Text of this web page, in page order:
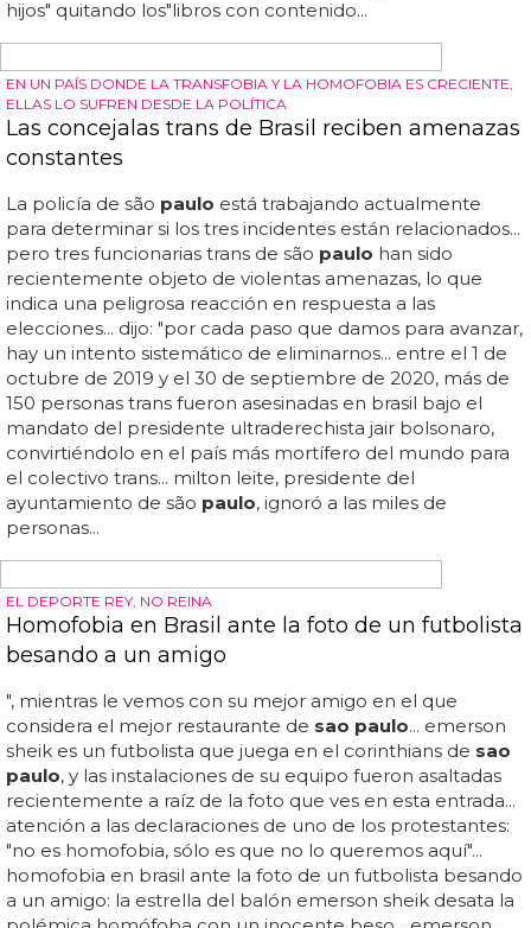
El periódico más grande de Brasil publica el
beso de los Vengadores en primera plana
después de los intentos de censura
folha de são paulopublicó una gran reproducción del
beso... folha de sãopaulopublicó el beso de un cómico
de los vengadores en una reprimenda al alcalde de río
de janeiro marcelo crivella... el alcalde de río de janeiro,
marcelo crivella, se ha enfrentado al ridículo después de
intentar prohibir la venta de libros con temas lgbt+
en el río internacional book bienal, citando un cómic de
los vengadores que presenta un beso entre dos
superhéroes masculinos, que según él es "inadecuado
para menores"... el alcalde dijo que"protegerá a nuestros
hijos" quitando los"libros con contenido...
EN UN PAÍS DONDE LA TRANSFOBIA Y LA HOMOFOBIA ES CRECIENTE,
ELLAS LO SUFREN DESDE LA POLÍTICA
Las concejalas trans de Brasil reciben amenazas
constantes
La policía de sãopauloestá trabajando actualmente
para determinar si los tres incidentes están relacionados...
pero tres funcionarias trans de sãopaulohan sido